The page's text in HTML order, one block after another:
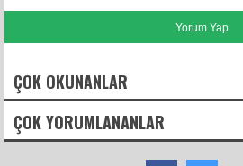
ÇOK OKUNANLAR
ÇOK YORUMLANANLAR